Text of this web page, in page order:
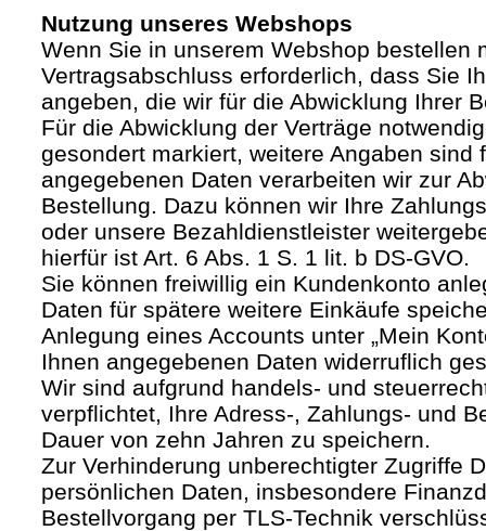
Nutzung unseres Webshops
Wenn Sie in unserem Webshop bestellen
Vertragsabschluss erforderlich, dass Sie
angeben, die wir für die Abwicklung Ihrer
Für die Abwicklung der Verträge
gesondert markiert, weitere Angaben sind
angegebenen Daten verarbeiten wir zur
Bestellung. Dazu können wir Ihre
oder unsere Bezahldienstleister
hierfür ist Art. 6 Abs. 1 S. 1 lit. b DS-GVO.
Sie können freiwillig ein Kundenkonto
Daten für spätere weitere Einkäufe
Anlegung eines Accounts unter „Mein
Ihnen angegebenen Daten widerruflich
Wir sind aufgrund handels- und
verpflichtet, Ihre Adress-, Zahlungs- und
Dauer von zehn Jahren zu speichern.
Zur Verhinderung unberechtigter Zugriffe
persönlichen Daten, insbesondere
Bestellvorgang per TLS-Technik